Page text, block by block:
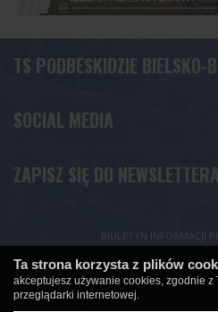
TS PODBESKIDZIE BIELSKO-
SOCIAL MEDIA
ZAPISZ SIĘ DO NEWSLETTERA
BIULETYN INFORMACJI
POLITYKA
Ta strona korzysta z plików
akceptujesz używanie cookies, zgodnie z
przeglądarki internetowej.